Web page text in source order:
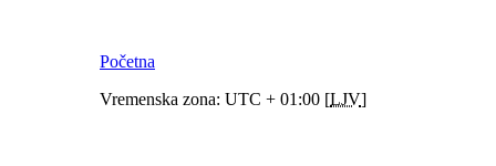
Početna
Vremenska zona: UTC + 01:00 [LJV]